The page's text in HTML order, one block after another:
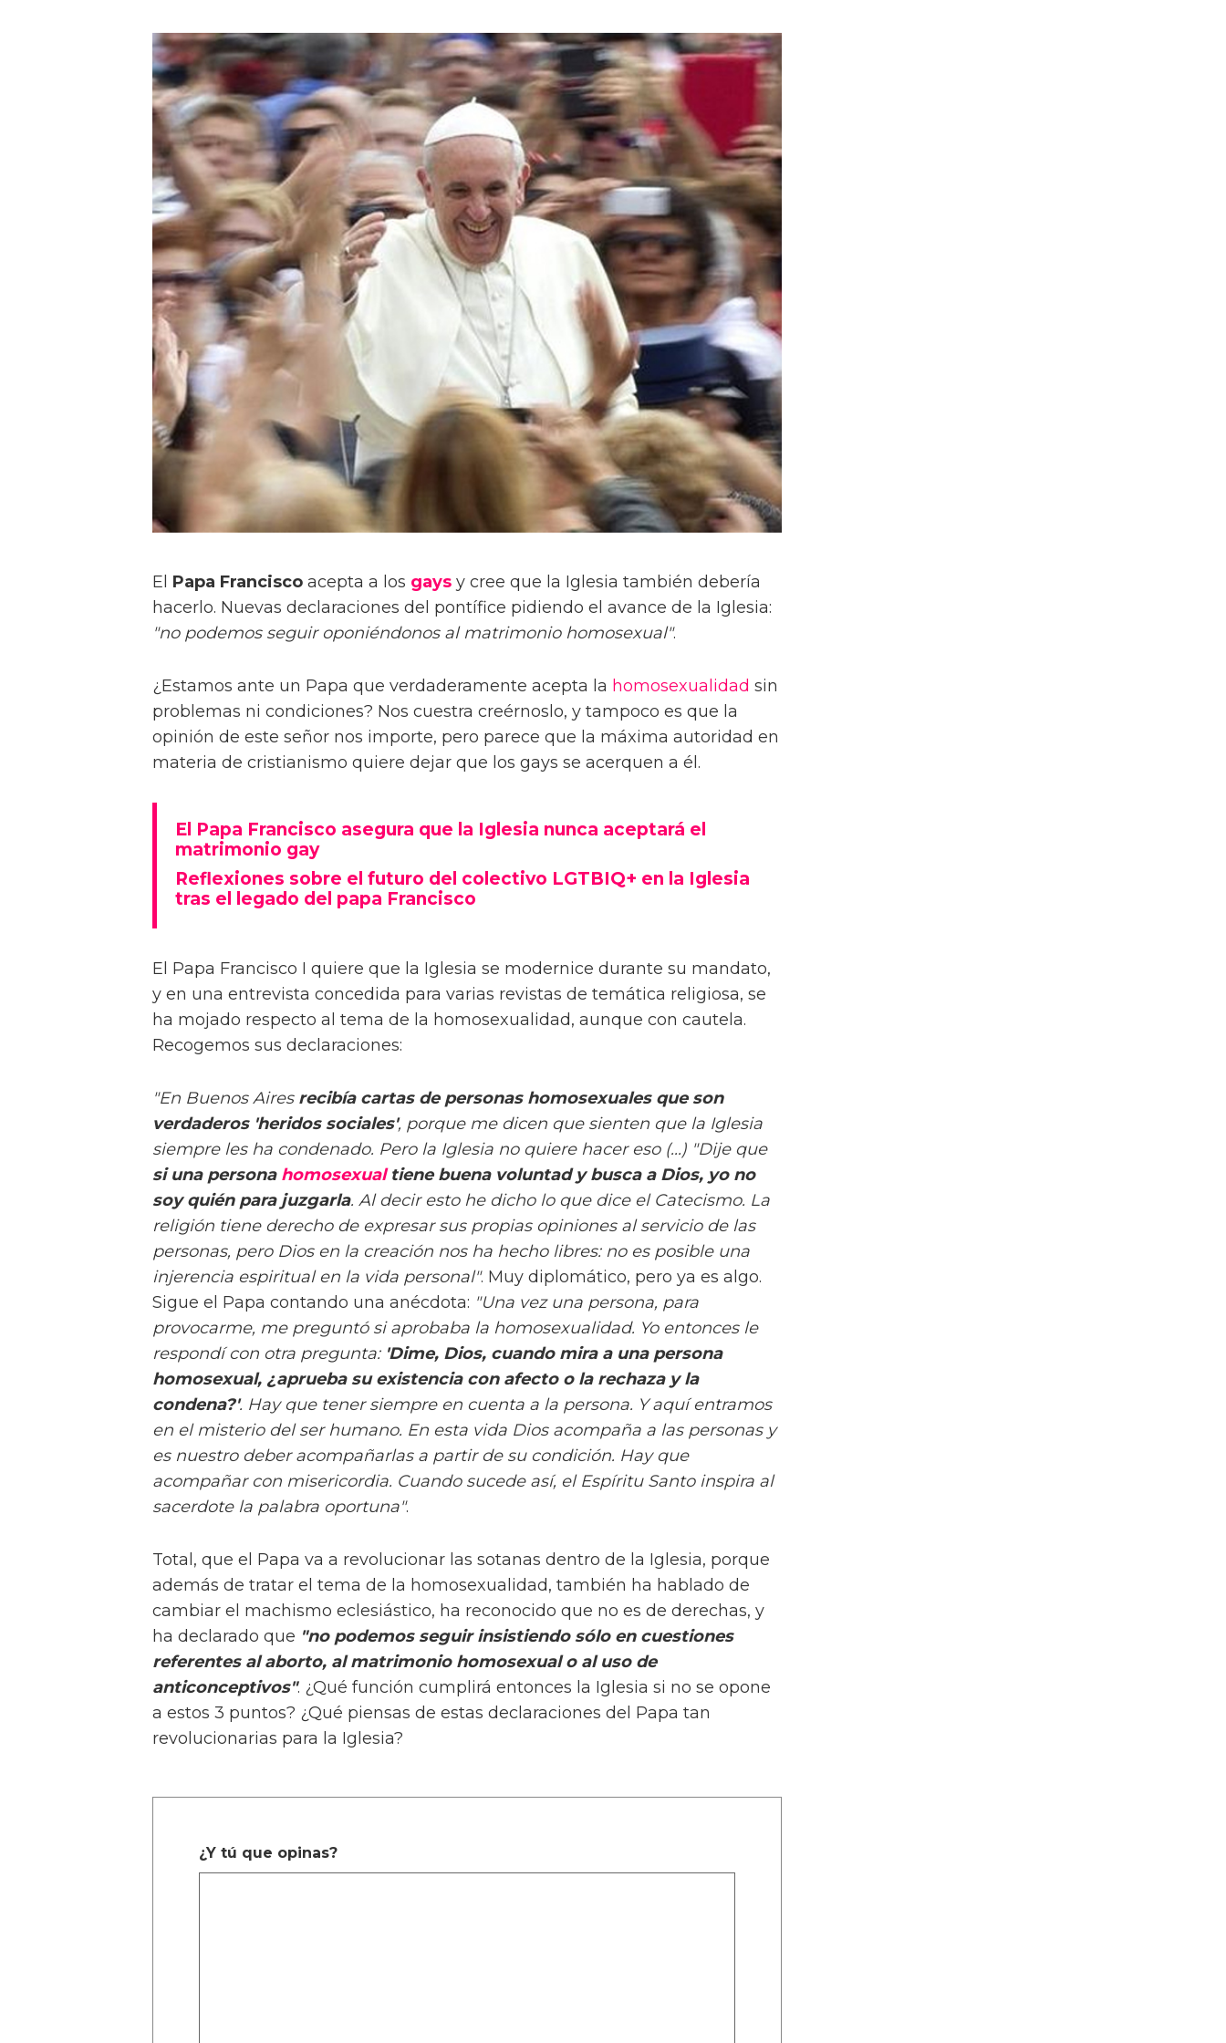
El Papa Francisco acepta a los gays y cree que la Iglesia también debería
hacerlo. Nuevas declaraciones del pontífice pidiendo el avance de la Iglesia:
"no podemos seguir oponiéndonos al matrimonio homosexual".
¿Estamos ante un Papa que verdaderamente acepta la homosexualidad sin
problemas ni condiciones? Nos cuestra creérnoslo, y tampoco es que la
opinión de este señor nos importe, pero parece que la máxima autoridad en
materia de cristianismo quiere dejar que los gays se acerquen a él.
El Papa Francisco asegura que la Iglesia nunca aceptará el
matrimonio gay
Reflexiones sobre el futuro del colectivo LGTBIQ+ en la Iglesia
tras el legado del papa Francisco
El Papa Francisco I quiere que la Iglesia se modernice durante su mandato,
y en una entrevista concedida para varias revistas de temática religiosa, se
ha mojado respecto al tema de la homosexualidad, aunque con cautela.
Recogemos sus declaraciones:
"En Buenos Aires recibía cartas de personas homosexuales que son
verdaderos 'heridos sociales', porque me dicen que sienten que la Iglesia
siempre les ha condenado. Pero la Iglesia no quiere hacer eso (...) "Dije que
si una persona homosexualtiene buena voluntad y busca a Dios, yo no
soy quién para juzgarla. Al decir esto he dicho lo que dice el Catecismo. La
religión tiene derecho de expresar sus propias opiniones al servicio de las
personas, pero Dios en la creación nos ha hecho libres: no es posible una
injerencia espiritual en la vida personal". Muy diplomático, pero ya es algo.
Sigue el Papa contando una anécdota: "Una vez una persona, para
provocarme, me preguntó si aprobaba la homosexualidad. Yo entonces le
respondí con otra pregunta: 'Dime, Dios, cuando mira a una persona
homosexual, ¿aprueba su existencia con afecto o la rechaza y la
condena?'. Hay que tener siempre en cuenta a la persona. Y aquí entramos
en el misterio del ser humano. En esta vida Dios acompaña a las personas y
es nuestro deber acompañarlas a partir de su condición. Hay que
acompañar con misericordia. Cuando sucede así, el Espíritu Santo inspira al
sacerdote la palabra oportuna".
Total, que el Papa va a revolucionar las sotanas dentro de la Iglesia, porque
además de tratar el tema de la homosexualidad, también ha hablado de
cambiar el machismo eclesiástico, ha reconocido que no es de derechas, y
ha declarado que "no podemos seguir insistiendo sólo en cuestiones
referentes al aborto, al matrimonio homosexual o al uso de
anticonceptivos". ¿Qué función cumplirá entonces la Iglesia si no se opone
a estos 3 puntos? ¿Qué piensas de estas declaraciones del Papa tan
revolucionarias para la Iglesia?
¿Y tú que opinas?